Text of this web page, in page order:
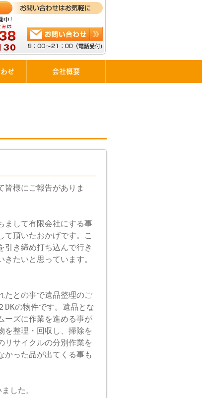
せ 会社概要
皆様にご報告がありま
まして有限会社にする事
て頂いたおかげです。こ
引き締め打ち込んで行き
たいと思っています。
たとの事で遺品整理のご
DKの物件です。遺品とな
ーズに作業を進める事が
を整理・回収し、掃除を
リサイクルの分別作業を
かった品が出てくる事も
した。